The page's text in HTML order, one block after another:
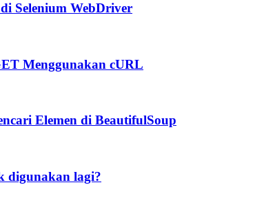
Selenium WebDriver
Menggunakan cURL
Elemen di BeautifulSoup
digunakan lagi?